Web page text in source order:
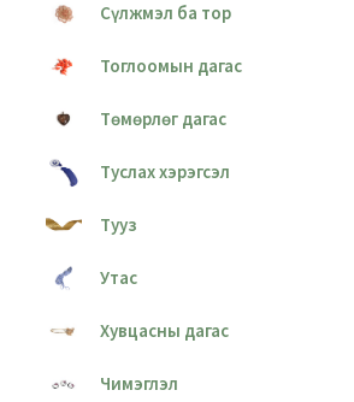
Сүлжмэл ба тор
Тоглоомын дагас
Төмөрлөг дагас
Туслах хэрэгсэл
Тууз
Утас
Хувцасны дагас
Чимэглэл